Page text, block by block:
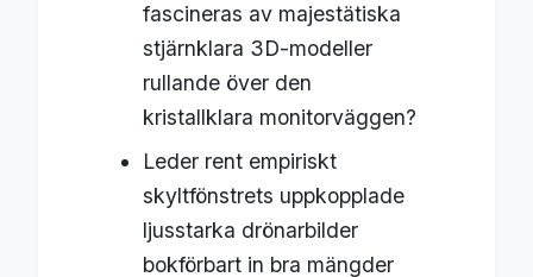
fascineras av majestätiska
stjärnklara 3D-modeller
rullande över den
kristallklara monitorväggen?
Leder rent empiriskt
skyltfönstrets uppkopplade
ljusstarka drönarbilder
bokförbart in bra mängder